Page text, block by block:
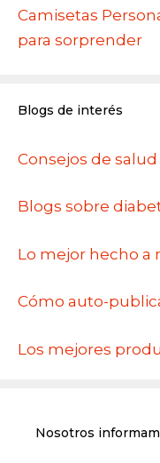
Camisetas
para sorprender
Blogs de interés
Consejos de salud
Blogs sobre
Lo mejor hecho a
Cómo auto-
Los mejores
Nosotros